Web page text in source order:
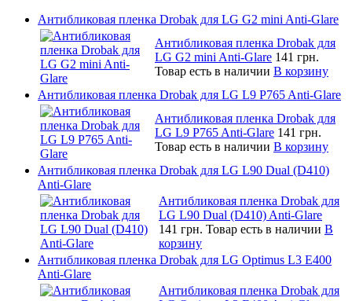
Антибликовая пленка Drobak для LG G2 mini Anti-Glare
Антибликовая пленка Drobak для
LG G2 mini Anti-Glare 141 грн.
Товар есть в наличии В корзину
Антибликовая пленка Drobak для LG L9 P765 Anti-Glare
Антибликовая пленка Drobak для
LG L9 P765 Anti-Glare 141 грн.
Товар есть в наличии В корзину
Антибликовая пленка Drobak для LG L90 Dual (D410)
Anti-Glare
Антибликовая пленка Drobak для
LG L90 Dual (D410) Anti-Glare
141 грн. Товар есть в наличии В
корзину
Антибликовая пленка Drobak для LG Optimus L3 E400
Anti-Glare
Антибликовая пленка Drobak для